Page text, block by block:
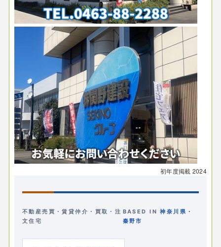
初年度掲載 2024
不動産売買・賃貸仲介・買取・注
文住宅
BASED IN神奈川県・
秦野市